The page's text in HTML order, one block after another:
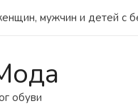
мужчин и детей с
обуви